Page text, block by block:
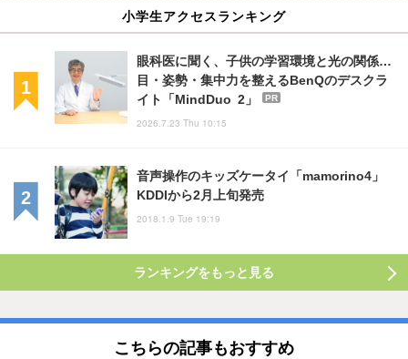
小学生アクセスランキング
眼科医に聞く、子供の学習環境と光の関係…
目・姿勢・集中力を整えるBenQのデスクラ
イト「MindDuo 2」
PR
2026.7.23 Thu 10:15
音声操作のキッズケータイ「mamorino4」
KDDIから2月上旬発売
2018.1.9 Tue 19:19
ランキングをもっと見る
こちらの記事もおすすめ